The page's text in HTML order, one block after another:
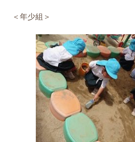
＜年少組＞